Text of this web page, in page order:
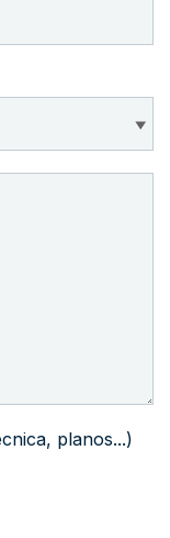
planos...)